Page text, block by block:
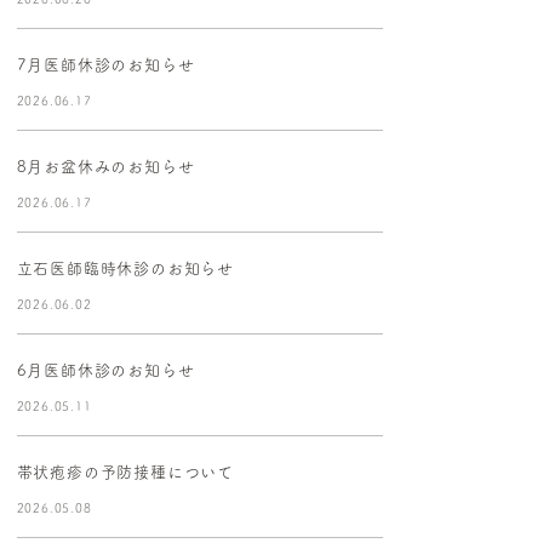
7月医師休診のお知らせ
2026.06.17
8月お盆休みのお知らせ
2026.06.17
立石医師臨時休診のお知らせ
2026.06.02
6月医師休診のお知らせ
2026.05.11
帯状疱疹の予防接種について
2026.05.08